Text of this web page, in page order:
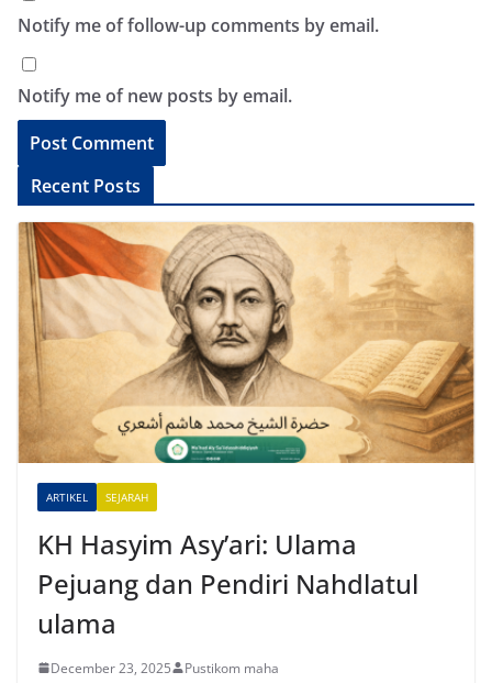
Notify me of follow-up comments by email.
Notify me of new posts by email.
l
t
v
Recent Posts
ARTIKEL SEJARAH
KH Hasyim Asy’ari: Ulama
Pejuang dan Pendiri Nahdlatul
ulama
December 23, 2025 Pustikom maha